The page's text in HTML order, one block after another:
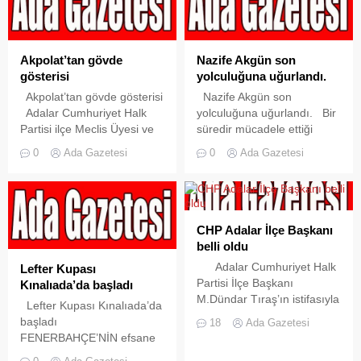
Gazetesi yazarı Yalçın
Bayer tarafından doğruluğu
düzenlenen törenlerle
anıldı. Türkiye
Büyük Önder Mustafa
Kemal Atatürk’ü anmak için
Büyükada’da düzenlenen
tören, saat 08.45′de
mozeleye çelenk
koyulmasıyla
başladı.Törene Adalar
Kaymakamı...
Akpolat’tan gövde
gösterisi
Akpolat’tan gövde gösterisi
Adalar Cumhuriyet Halk
Partisi ilçe Meclis Üyesi ve
Aday Adayı Ali Ercan
destekleyen kalabalık bir
toplulukla CHP Adalar İlçe
Başkanlığı’na gelip adaylık
başvurusunu İlçe Başkanı
etti.Bir basın açıklaması
yapan Akpolat,basın
açıklamasından sonra
Fayton Kafe’de bir kokteyl
verdi....
0 Ada Gazetesi
Nazife Akgün son
yolculuğuna uğurlandı.
Nazife Akgün son
yolculuğuna uğurlandı. Bir
süredir mücadele ettiği
günü yenilip hayata
öğretmen ve Adalar
Cumhuriyet Halk partisi İlçe
Başkanı Nazife
Akgün,bugün öğle
Kınalıada Mezarlığına
sonsuz yolculuğuna
uğurlandı.Cenazeye CHP
Grup Başkan Vekili Mehmet
0 Ada Gazetesi
Lefter Kupası
Kınalıada’da başladı
Lefter Kupası Kınalıada’da
başladı
FENERBAHÇE’NİN efsane
CHP Adalar İlçe Başkanı
belli oldu
Adalar Cumhuriyet Halk
Partisi İlçe Başkanı
M.Dündar Tıraş’ın istifasıyla
Başkanlığına Selcuk Yavuz
18 Ada Gazetesi